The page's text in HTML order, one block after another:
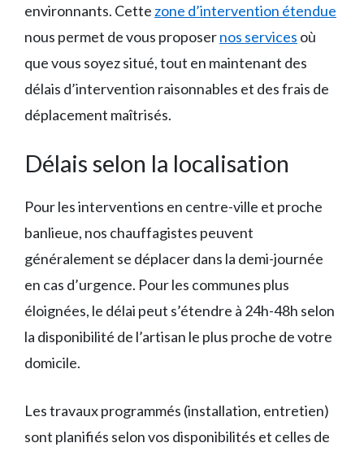
environnants. Cette zone d’intervention étendue
nous permet de vous proposernos services où
que vous soyez situé, tout en maintenant des
délais d’intervention raisonnables et des frais de
déplacement maîtrisés.
Délais selon la localisation
Pour les interventions en centre-ville et proche
banlieue, nos chauffagistes peuvent
généralement se déplacer dans la demi-journée
en cas d’urgence. Pour les communes plus
éloignées, le délai peut s’étendre à 24h-48h selon
la disponibilité de l’artisan le plus proche de votre
domicile.
Les travaux programmés (installation, entretien)
sont planifiés selon vos disponibilités et celles de